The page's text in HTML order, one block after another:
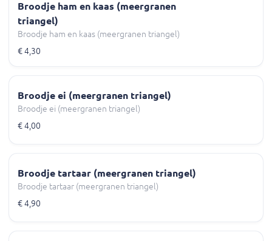
Broodje ham en kaas (meergranen
triangel)
Broodje ham en kaas (meergranen triangel)
€ 4,30
Broodje ei (meergranen triangel)
Broodje ei (meergranen triangel)
€ 4,00
Broodje tartaar (meergranen triangel)
Broodje tartaar (meergranen triangel)
€ 4,90